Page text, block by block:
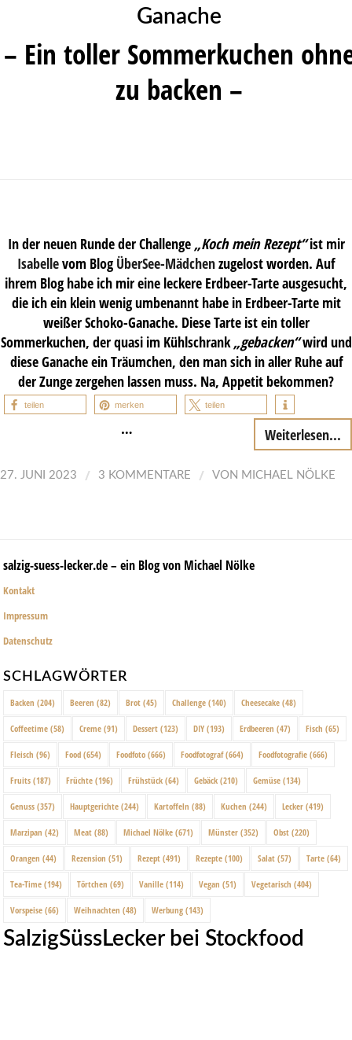
Ganache
– Ein toller Sommerkuchen
zu backen –
In der neuen Runde der Challenge „Koch mein Rezept“ist mir
Isabellevom Blog ÜberSee-Mädchenzugelost worden. Auf
ihrem Blog habe ich mir eine leckere Erdbeer-Tarte ausgesucht,
die ich ein klein wenig umbenannt habe in Erdbeer-Tarte mit
weißer Schoko-Ganache. Diese Tarte ist ein toller
Sommerkuchen, der quasi im Kühlschrank„gebacken“wird und
diese Ganache ein Träumchen, den man sich in aller Ruhe auf
der Zunge zergehen lassen muss. Na, Appetit bekommen?
teilen merken teilen
… Weiterlesen...
27. JUNI 2023 / 3 KOMMENTARE / VON MICHAEL NÖLKE
salzig-suess-lecker.de – ein Blog von Michael Nölke
Kontakt
Impressum
Datenschutz
SCHLAGWÖRTER
Backen (204) Beeren (82) Brot (45) Challenge (140) Cheesecake (48)
Coffeetime (58) Creme (91) Dessert (123) DIY (193) Erdbeeren (47) Fisch (65)
Fleisch (96) Food (654) Foodfoto (666) Foodfotograf(664) Foodfotografie (666)
Fruits (187) Früchte (196) Frühstück (64) Gebäck (210) Gemüse (134)
Genuss (357) Hauptgerichte (244) Kartoffeln (88) Kuchen (244) Lecker (419)
Marzipan (42) Meat (88) Michael Nölke (671) Münster (352) Obst (220)
Orangen (44) Rezension (51) Rezept (491) Rezepte (100) Salat (57) Tarte (64)
Tea-Time (194) Törtchen (69) Vanille (114) Vegan (51) Vegetarisch (404)
Vorspeise (66) Weihnachten (48) Werbung (143)
SalzigSüssLecker bei Stockfood